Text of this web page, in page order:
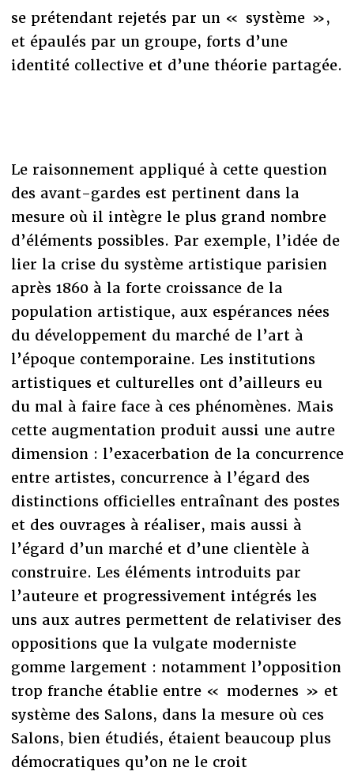
se prétendant rejetés par un « système »,
et épaulés par un groupe, forts d’une
identité collective et d’une théorie partagée.
Le raisonnement appliqué à cette question
des avant-gardes est pertinent dans la
mesure où il intègre le plus grand nombre
d’éléments possibles. Par exemple, l’idée de
lier la crise du système artistique parisien
après 1860 à la forte croissance de la
population artistique, aux espérances nées
du développement du marché de l’art à
l’époque contemporaine. Les institutions
artistiques et culturelles ont d’ailleurs eu
du mal à faire face à ces phénomènes. Mais
cette augmentation produit aussi une autre
dimension : l’exacerbation de la concurrence
entre artistes, concurrence à l’égard des
distinctions officielles entraînant des postes
et des ouvrages à réaliser, mais aussi à
l’égard d’un marché et d’une clientèle à
construire. Les éléments introduits par
l’auteure et progressivement intégrés les
uns aux autres permettent de relativiser des
oppositions que la vulgate moderniste
gomme largement : notamment l’opposition
trop franche établie entre « modernes » et
système des Salons, dans la mesure où ces
Salons, bien étudiés, étaient beaucoup plus
démocratiques qu’on ne le croit